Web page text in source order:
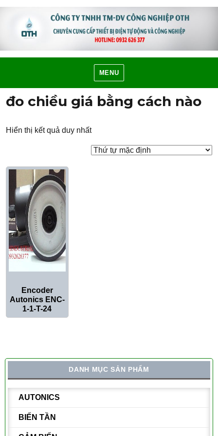
MENU
đo chiều giá bằng cách nào
Hiển thị kết quả duy nhất
Encoder
Autonics ENC-
1-1-T-24
DANH MỤC SẢN PHẨM
AUTONICS
BIẾN TẦN